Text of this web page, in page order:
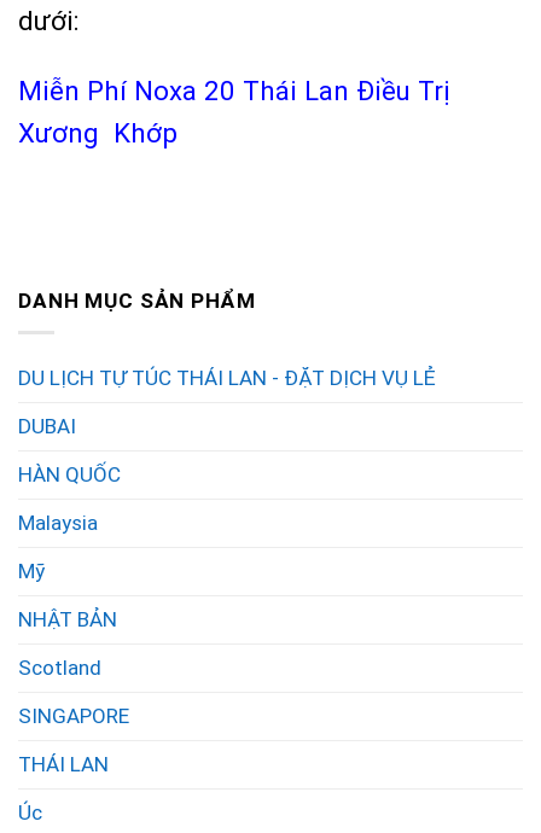
dưới:
Miễn Phí Noxa 20 Thái Lan Điều Trị
Xương Khớp
DANH MỤC SẢN PHẨM
DU LỊCH TỰ TÚC THÁI LAN - ĐẶT DỊCH VỤ LẺ
DUBAI
HÀN QUỐC
Malaysia
Mỹ
NHẬT BẢN
Scotland
SINGAPORE
THÁI LAN
Úc